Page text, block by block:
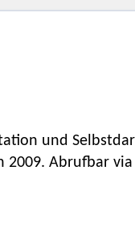
und
2009. Abrufbar via